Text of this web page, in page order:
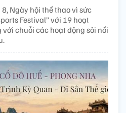
Ngày hội thể thao vì sức
Festival” với 19 hoạt
chuỗi các hoạt động sôi nổi